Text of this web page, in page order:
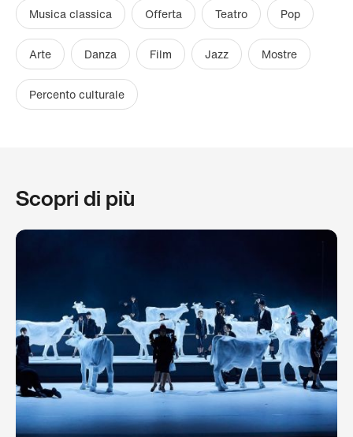
Musica classica
Offerta Teatro Pop
Arte Danza Film Jazz Mostre
Percento culturale
Scopri di più